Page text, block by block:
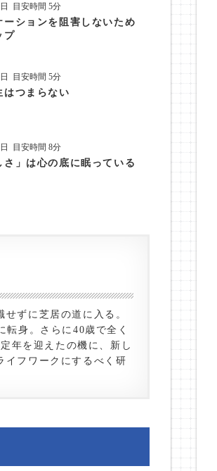
目安時間 5分
ーションを阻害しないため
プ
目安時間 5分
はつまらない
目安時間 8分
さ」は心の底に眠っている
ずに芝居の道に入る。
身。さらに40歳で全く
年を迎えたの機に、新し
イフワークにするべく研